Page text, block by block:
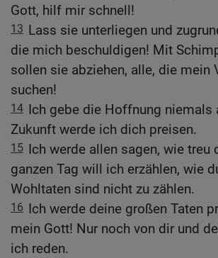
Gott, hilf mir schnell!
13 Lass sie unterliegen und
die mich beschuldigen! Mit
sollen sie abziehen, alle, die mein
suchen!
14 Ich gebe die Hoffnung niemals
Zukunft werde ich dich preisen.
15 Ich werde allen sagen, wie treu
ganzen Tag will ich erzählen, wie
Wohltaten sind nicht zu zählen.
16 Ich werde deine großen Taten
mein Gott! Nur noch von dir und
ich reden.